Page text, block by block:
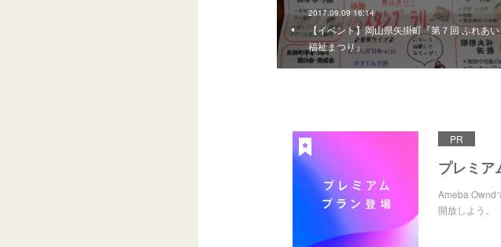
2017.09.09 16:14
【イベント】岡山県矢掛町『第７回 ふれあい
福祉まつり』
PR
プレミア
Ameba Ownd
開放しよう。